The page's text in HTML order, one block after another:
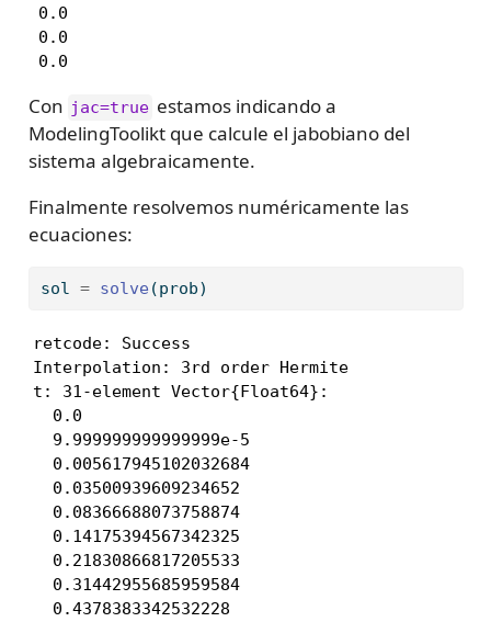
0.0
0.0
0.0
Con jac=true estamos indicando a
ModelingToolikt que calcule el jabobiano del
sistema algebraicamente.
Finalmente resolvemos numéricamente las
ecuaciones:
sol = solve (prob)
retcode: Success
Interpolation: 3rd order Hermite
t: 31-element Vector{Float64}:
  0.0
  9.999999999999999e-5
  0.005617945102032684
  0.03500939609234652
  0.08366688073758874
  0.14175394567342325
  0.21830866817205533
  0.31442955685959584
  0.4378383342532228